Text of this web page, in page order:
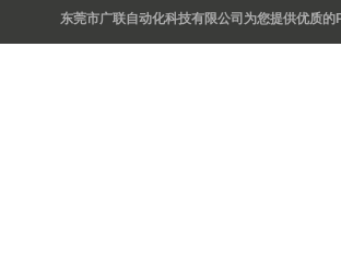
东莞市广联自动化科技有限公司为您提供优质